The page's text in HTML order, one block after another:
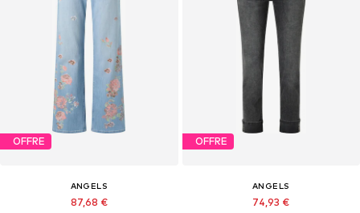
OFFRE
ANGELS
87,68 €
OFFRE
ANGELS
74,93 €